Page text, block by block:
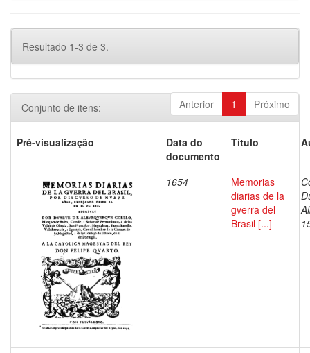
Resultado 1-3 de 3.
Anterior 1 Próximo
Conjunto de itens:
Pré-visualização
Data do
documento
Título
1654
Memorias
diarias de la
gverra del
Brasil [...]